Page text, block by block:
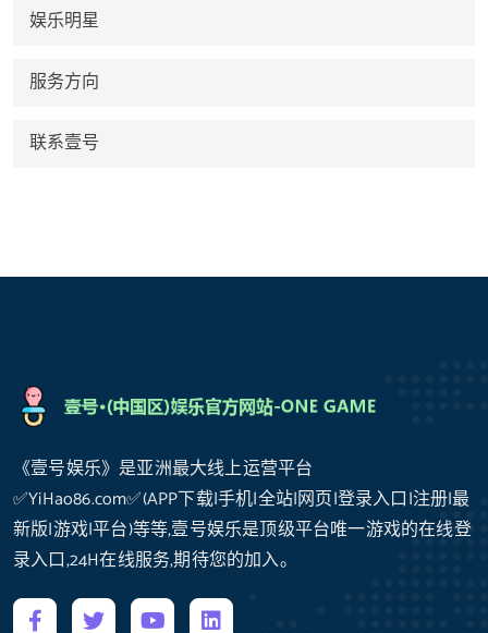
娱乐明星
服务方向
联系壹号
《壹号娱乐》是亚洲最大线上运营平台
✅YiHao86.com✅(APP下载|手机|全站|网页|登录入口|注册|最
新版|游戏|平台)等等,壹号娱乐是顶级平台唯一游戏的在线登
录入口,24H在线服务,期待您的加入。